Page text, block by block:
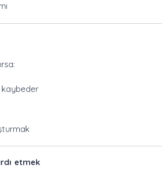
etmek